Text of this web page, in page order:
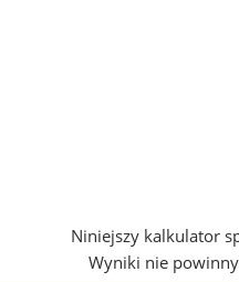
Niniejszy kalkulator
Wyniki nie